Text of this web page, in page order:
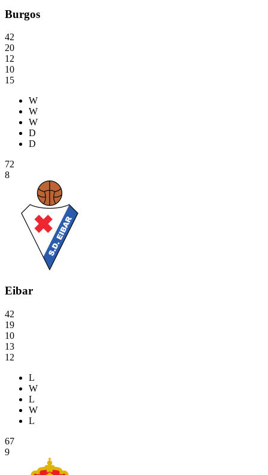
Burgos
42
20
12
10
15
W
W
W
D
D
72
8
Eibar
42
19
10
13
12
L
W
L
W
L
67
9